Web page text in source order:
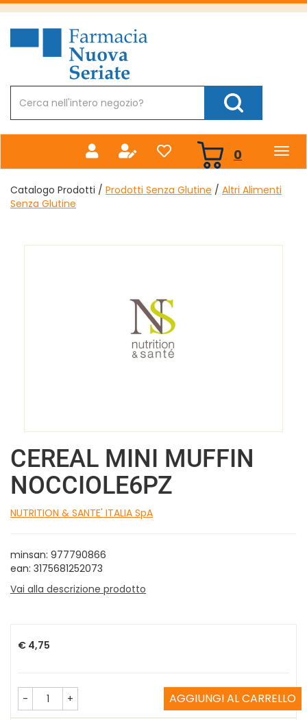
Passa
principale
Farmacia
Nuova
Prodotto
Cerca Prodotto
0 prodotti
inseriti
Catalogo Prodotti / Prodotti Senza Glutine / Altri Alimenti
Senza Glutine
CEREAL MINI MUFFIN
NOCCIOLE6PZ
NUTRITION & SANTE' ITALIA SpA
minsan: 977790866
ean: 3175681252073
Vai alla descrizione prodotto
Prezzo
€ 4,75
- + AGGIUNGI AL CARRELLO